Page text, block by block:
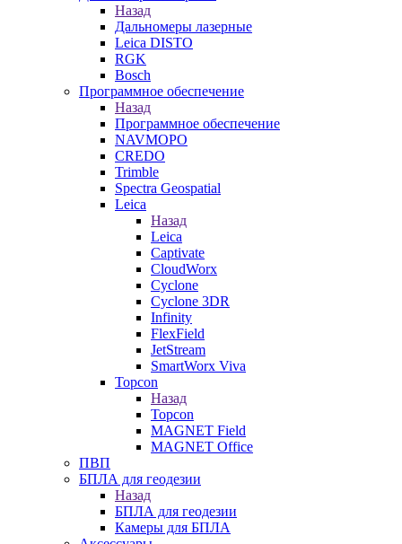
Назад
Дальномеры лазерные
Leica DISTO
RGK
Bosch
Программное обеспечение
Назад
Программное обеспечение
NAVMOPO
CREDO
Trimble
Spectra Geospatial
Leica
Назад
Leica
Captivate
CloudWorx
Cyclone
Cyclone 3DR
Infinity
FlexField
JetStream
SmartWorx Viva
Topcon
Назад
Topcon
MAGNET Field
MAGNET Office
ПВП
БПЛА для геодезии
Назад
БПЛА для геодезии
Камеры для БПЛА